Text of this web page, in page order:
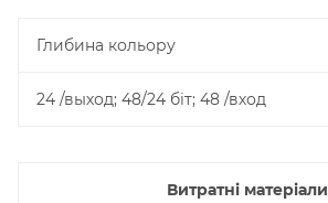
Глибина кольору
24 /выход; 48/24 біт; 48 /вход
Витратні матеріали